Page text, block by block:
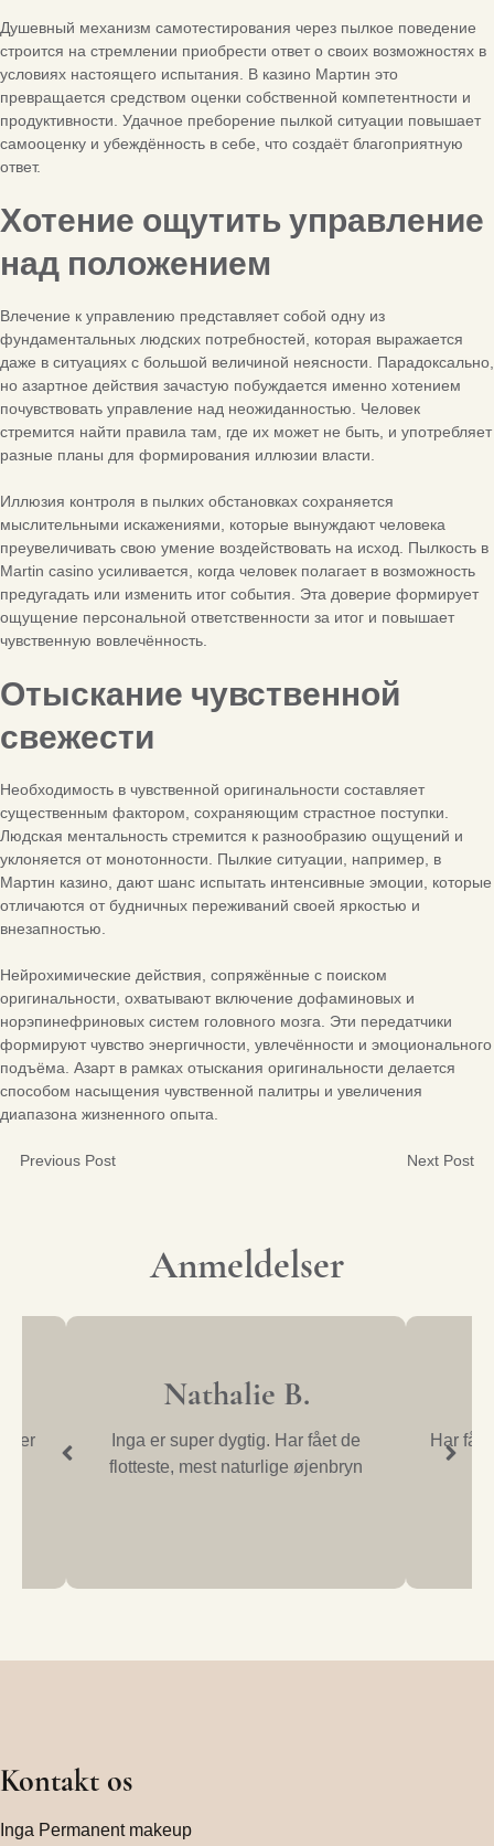
Душевный механизм самотестирования через пылкое поведение
строится на стремлении приобрести ответ о своих возможностях в
условиях настоящего испытания. В казино Мартин это
превращается средством оценки собственной компетентности и
продуктивности. Удачное преборение пылкой ситуации повышает
самооценку и убеждённость в себе, что создаёт благоприятную
ответ.
Хотение ощутить управление
над положением
Влечение к управлению представляет собой одну из
фундаментальных людских потребностей, которая выражается
даже в ситуациях с большой величиной неясности. Парадоксально,
но азартное действия зачастую побуждается именно хотением
почувствовать управление над неожиданностью. Человек
стремится найти правила там, где их может не быть, и употребляет
разные планы для формирования иллюзии власти.
Иллюзия контроля в пылких обстановках сохраняется
мыслительными искажениями, которые вынуждают человека
преувеличивать свою умение воздействовать на исход. Пылкость в
Martin casino усиливается, когда человек полагает в возможность
предугадать или изменить итог события. Эта доверие формирует
ощущение персональной ответственности за итог и повышает
чувственную вовлечённость.
Отыскание чувственной
свежести
Необходимость в чувственной оригинальности составляет
существенным фактором, сохраняющим страстное поступки.
Людская ментальность стремится к разнообразию ощущений и
уклоняется от монотонности. Пылкие ситуации, например, в
Мартин казино, дают шанс испытать интенсивные эмоции, которые
отличаются от будничных переживаний своей яркостью и
внезапностью.
Нейрохимические действия, сопряжённые с поиском
оригинальности, охватывают включение дофаминовых и
норэпинефриновых систем головного мозга. Эти передатчики
формируют чувство энергичности, увлечённости и эмоционального
подъёма. Азарт в рамках отыскания оригинальности делается
способом насыщения чувственной палитры и увеличения
диапазона жизненного опыта.
Post
Previous Post Next Post
Anmeldelser
er
Nathalie B.
Inga er super dygtig. Har fået de
flotteste, mest naturlige øjenbryn
Har
Kontakt os
Inga Permanent makeup